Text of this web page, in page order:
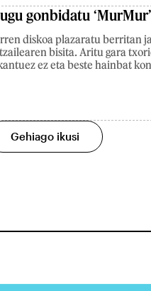
gonbidatu
diskoa plazaratu berritan
bisita. Aritu gara
ez eta beste hainbat
Gehiago ikusi